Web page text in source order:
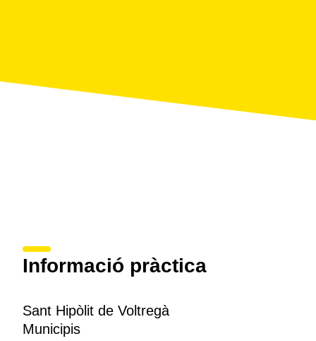
Informació pràctica
Sant Hipòlit de Voltregà
Municipis